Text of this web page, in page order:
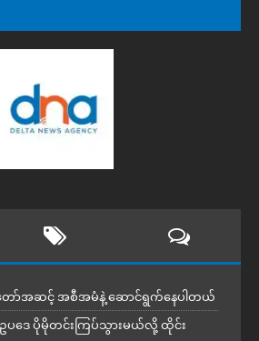
ော်အဆင့် အစီအမံနဲ့ ဆောင်ရွက်နေပါတယ်
ဒေ ပိုမိုတင်းကြပ်သွားမယ်လို့ ထိုင်း